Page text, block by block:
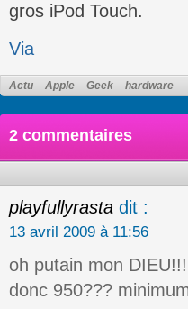
gros iPod Touch.
Via
Actu Apple Geek hardware
2 commentaires
playfullyrasta dit :
13 avril 2009 à 11:56
oh putain mon
donc 950???